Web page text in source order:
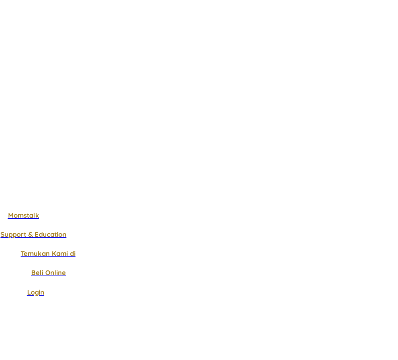
Momstalk
Support & Education
Temukan Kami di
Beli Online
Login